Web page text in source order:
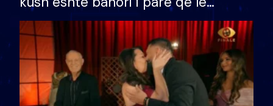
shtëpinë dhe humb mundësinë për
të fituar çmimin e madh